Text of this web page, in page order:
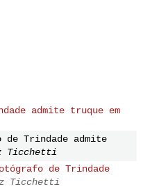
admite truque em
de Trindade admite
Ticchetti
de Trindade
Ticchetti